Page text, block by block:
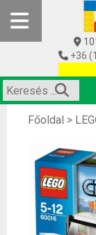
+36
Főoldal >